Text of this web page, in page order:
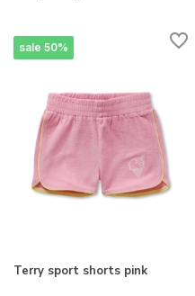
sale 50%
Terry sport shorts pink